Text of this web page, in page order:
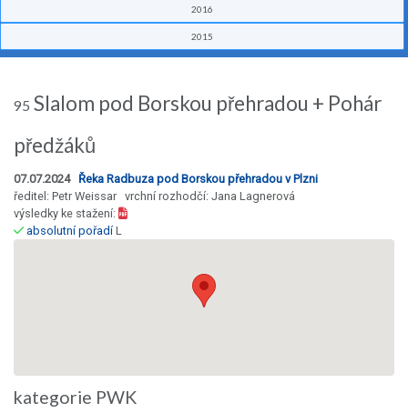
2016
2015
95 Slalom pod Borskou přehradou + Pohár
předžáků
07.07.2024 Řeka Radbuza pod Borskou přehradou v Plzni
ředitel: Petr Weissar vrchní rozhodčí: Jana Lagnerová
výsledky ke stažení:
absolutní pořadíL
kategorie PWK